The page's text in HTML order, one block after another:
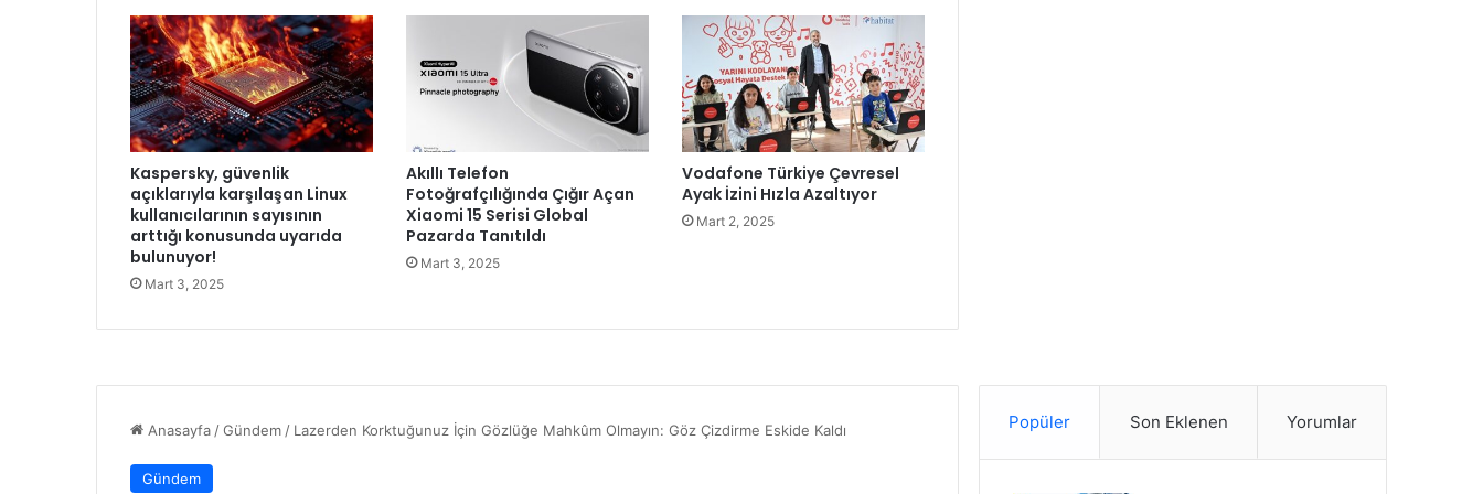
r
i
İ
ç
i
n
Y
a
s
a
l
ü
D
v
l
a
r
a
o
ö
z
e
a
a
Kaspersky, güvenlik
açıklarıyla karşılaşan Linux
kullanıcılarının sayısının
arttığı konusunda uyarıda
bulunuyor!
Mart 3, 2025
Akıllı Telefon
Fotoğrafçılığında Çığır Açan
Xiaomi 15 Serisi Global
Pazarda Tanıtıldı
Mart 3, 2025
Vodafone Türkiye Çevresel
Ayak İzini Hızla Azaltıyor
Mart 2, 2025